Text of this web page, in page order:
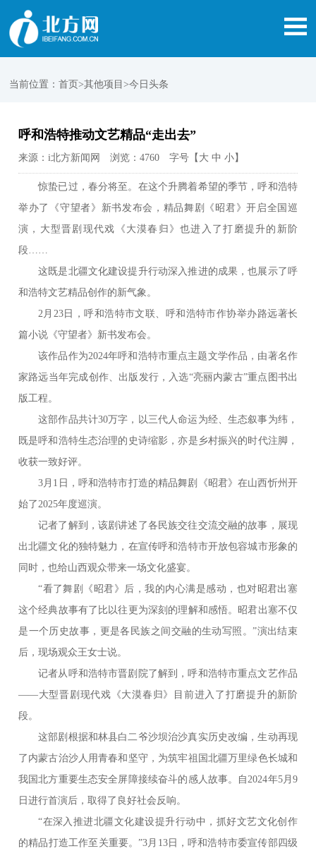
当前位置：首页>其他项目>今日头条
呼和浩特推动文艺精品“走出去”
来源：i北方新闻网 浏览：4760 字号【 大 中 小】
惊蛰已过，春分将至。在这个升腾着希望的季节，呼和浩特
举办了《守望者》新书发布会，精品舞剧《昭君》开启全国巡
演，大型晋剧现代戏《大漠春归》也进入了打磨提升的新阶
段……
这既是北疆文化建设提升行动深入推进的成果，也展示了呼
和浩特文艺精品创作的新气象。
2月23日，呼和浩特市文联、呼和浩特市作协举办路远著长
篇小说《守望者》新书发布会。
该作品作为2024年呼和浩特市重点主题文学作品，由著名作
家路远当年完成创作、出版发行，入选“亮丽内蒙古”重点图书出
版工程。
这部作品共计30万字，以三代人命运为经、生态叙事为纬，
既是呼和浩特生态治理的史诗缩影，亦是乡村振兴的时代注脚，
收获一致好评。
3月1日，呼和浩特市打造的精品舞剧《昭君》在山西忻州开
始了2025年度巡演。
记者了解到，该剧讲述了各民族交往交流交融的故事，展现
出北疆文化的独特魅力，在宣传呼和浩特市开放包容城市形象的
同时，也给山西观众带来一场文化盛宴。
“看了舞剧《昭君》后，我的内心满是感动，也对昭君出塞
这个经典故事有了比以往更为深刻的理解和感悟。昭君出塞不仅
是一个历史故事，更是各民族之间交融的生动写照。”演出结束
后，现场观众王女士说。
记者从呼和浩特市晋剧院了解到，呼和浩特市重点文艺作品
——大型晋剧现代戏《大漠春归》目前进入了打磨提升的新阶
段。
这部剧根据和林县白二爷沙坝治沙真实历史改编，生动再现
了内蒙古治沙人用青春和坚守，为筑牢祖国北疆万里绿色长城和
我国北方重要生态安全屏障接续奋斗的感人故事。自2024年5月9
日进行首演后，取得了良好社会反响。
“在深入推进北疆文化建设提升行动中，抓好文艺文化创作
的精品打造工作至关重要。”3月13日，呼和浩特市委宣传部四级